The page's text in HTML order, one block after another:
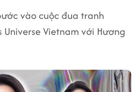
vào cuộc đua tranh
Vietnam với Hương